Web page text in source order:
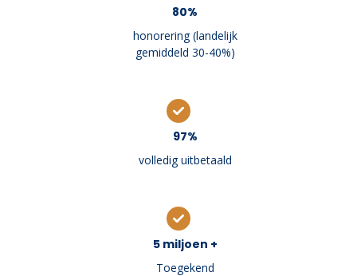
80%
honorering (landelijk
gemiddeld 30-40%)
97%
volledig uitbetaald
5 miljoen +
Toegekend